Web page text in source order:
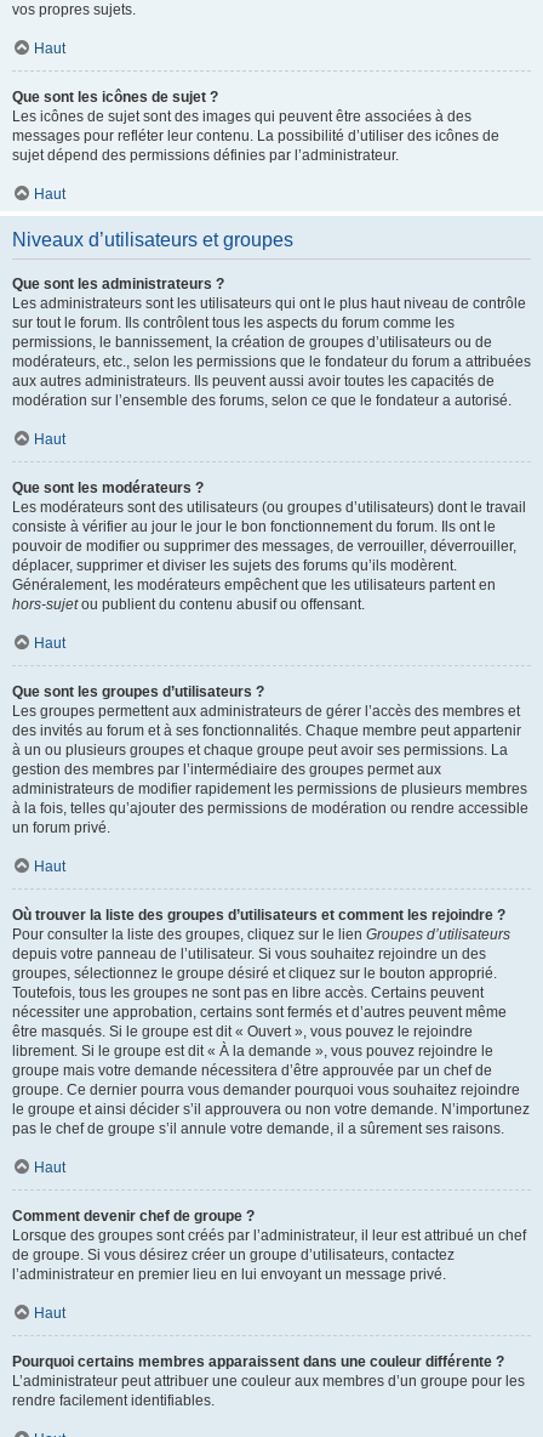
vos propres sujets.
Haut
Que sont les icônes de sujet ?
Les icônes de sujet sont des images qui peuvent être associées à des
messages pour refléter leur contenu. La possibilité d’utiliser des icônes de
sujet dépend des permissions définies par l’administrateur.
Haut
Niveaux d’utilisateurs et groupes
Que sont les administrateurs ?
Les administrateurs sont les utilisateurs qui ont le plus haut niveau de contrôle
sur tout le forum. Ils contrôlent tous les aspects du forum comme les
permissions, le bannissement, la création de groupes d’utilisateurs ou de
modérateurs, etc., selon les permissions que le fondateur du forum a attribuées
aux autres administrateurs. Ils peuvent aussi avoir toutes les capacités de
modération sur l’ensemble des forums, selon ce que le fondateur a autorisé.
Haut
Que sont les modérateurs ?
Les modérateurs sont des utilisateurs (ou groupes d’utilisateurs) dont le travail
consiste à vérifier au jour le jour le bon fonctionnement du forum. Ils ont le
pouvoir de modifier ou supprimer des messages, de verrouiller, déverrouiller,
déplacer, supprimer et diviser les sujets des forums qu’ils modèrent.
Généralement, les modérateurs empêchent que les utilisateurs partent en
hors-sujetou publient du contenu abusif ou offensant.
Haut
Que sont les groupes d’utilisateurs ?
Les groupes permettent aux administrateurs de gérer l’accès des membres et
des invités au forum et à ses fonctionnalités. Chaque membre peut appartenir
à un ou plusieurs groupes et chaque groupe peut avoir ses permissions. La
gestion des membres par l’intermédiaire des groupes permet aux
administrateurs de modifier rapidement les permissions de plusieurs membres
à la fois, telles qu’ajouter des permissions de modération ou rendre accessible
un forum privé.
Haut
Où trouver la liste des groupes d’utilisateurs et comment les rejoindre ?
Pour consulter la liste des groupes, cliquez sur le lien Groupes d’utilisateurs
depuis votre panneau de l’utilisateur. Si vous souhaitez rejoindre un des
groupes, sélectionnez le groupe désiré et cliquez sur le bouton approprié.
Toutefois, tous les groupes ne sont pas en libre accès. Certains peuvent
nécessiter une approbation, certains sont fermés et d’autres peuvent même
être masqués. Si le groupe est dit « Ouvert », vous pouvez le rejoindre
librement. Si le groupe est dit « À la demande », vous pouvez rejoindre le
groupe mais votre demande nécessitera d’être approuvée par un chef de
groupe. Ce dernier pourra vous demander pourquoi vous souhaitez rejoindre
le groupe et ainsi décider s’il approuvera ou non votre demande. N’importunez
pas le chef de groupe s’il annule votre demande, il a sûrement ses raisons.
Haut
Comment devenir chef de groupe ?
Lorsque des groupes sont créés par l’administrateur, il leur est attribué un chef
de groupe. Si vous désirez créer un groupe d’utilisateurs, contactez
l’administrateur en premier lieu en lui envoyant un message privé.
Haut
Pourquoi certains membres apparaissent dans une couleur différente ?
L’administrateur peut attribuer une couleur aux membres d’un groupe pour les
rendre facilement identifiables.